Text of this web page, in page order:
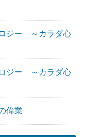
ジー ～カラダ心
ジー ～カラダ心
偉業